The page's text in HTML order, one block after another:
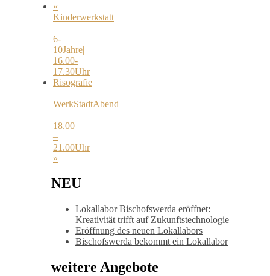
«
Kinderwerkstatt
|
6-
10Jahre|
16.00-
17.30Uhr
Risografie
|
WerkStadtAbend
|
18.00
–
21.00Uhr
»
NEU
Lokallabor Bischofswerda eröffnet:
Kreativität trifft auf Zukunftstechnologie
Eröffnung des neuen Lokallabors
Bischofswerda bekommt ein Lokallabor
weitere Angebote